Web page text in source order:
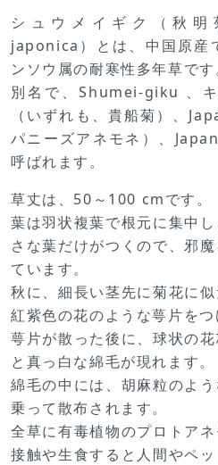
シュウメイギク（秋明
japonica）とは、中国原産
ンソウ属の耐寒性多年草です
別名で、Shumei-giku 、
（いずれも、貴船菊）、
パニーズアネモネ）、
呼ばれます。
草丈は、50～100 cmです。
葉は羽状複葉で根元に集中
さな葉だけがつくので、邪
ています。
秋に、細長い茎先に菊花に
紅紫色の花のような萼片をつ
萼片が散った後に、球状の
と真っ白な綿毛が現れます。
綿毛の中には、胡麻粒のよ
乗って散布されます。
全草に有毒植物のプロトアネ
接触や生食すると人間やペ